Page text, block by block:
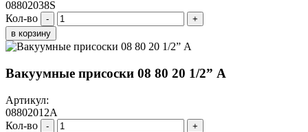
08802038S
Кол-во
-
+
в корзину
Вакуумные присоски 08 80 20 1/2” A
Артикул:
08802012A
Кол-во
-
+